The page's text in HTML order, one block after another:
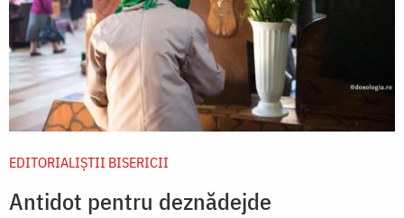
EDITORIALIȘTII BISERICII
Antidot pentru deznădejde